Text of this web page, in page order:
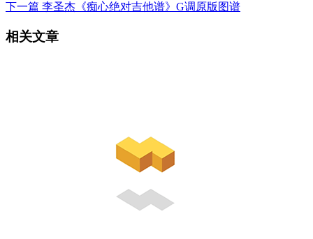
下一篇 李圣杰《痴心绝对吉他谱》G调原版图谱
相关文章